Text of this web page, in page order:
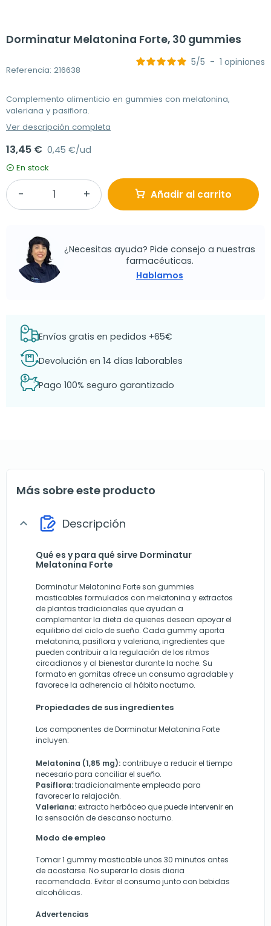
Dorminatur Melatonina Forte, 30 gummies
Referencia: 216638
5/5 - 1 opiniones
Complemento alimenticio en gummies con melatonina,
valeriana y pasiflora.
Ver descripción completa
13,45 € 0,45 €/ud
En stock
Añadir al carrito
¿Necesitas ayuda? Pide consejo a nuestras
farmacéuticas.
Hablamos
Envíos gratis en pedidos +65€
Devolución en 14 días laborables
Pago 100% seguro garantizado
Más sobre este producto
expand_more Descripción
Qué es y para qué sirve Dorminatur
Melatonina Forte
Dorminatur Melatonina Forte son gummies
masticables formulados con melatonina y extractos
de plantas tradicionales que ayudan a
complementar la dieta de quienes desean apoyar el
equilibrio del ciclo de sueño. Cada gummy aporta
melatonina, pasiflora y valeriana, ingredientes que
pueden contribuir a la regulación de los ritmos
circadianos y al bienestar durante la noche. Su
formato en gomitas ofrece un consumo agradable y
favorece la adherencia al hábito nocturno.
Propiedades de sus ingredientes
Los componentes de Dorminatur Melatonina Forte
incluyen:
Melatonina (1,85 mg): contribuye a reducir el tiempo
necesario para conciliar el sueño.
Pasiflora:tradicionalmente empleada para
favorecer la relajación.
Valeriana:extracto herbáceo que puede intervenir en
la sensación de descanso nocturno.
Modo de empleo
Tomar 1 gummy masticable unos 30 minutos antes
de acostarse. No superar la dosis diaria
recomendada. Evitar el consumo junto con bebidas
alcohólicas.
Advertencias